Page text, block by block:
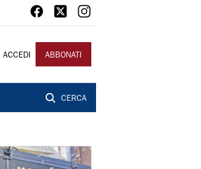
ACCEDI ABBONATI
CERCA